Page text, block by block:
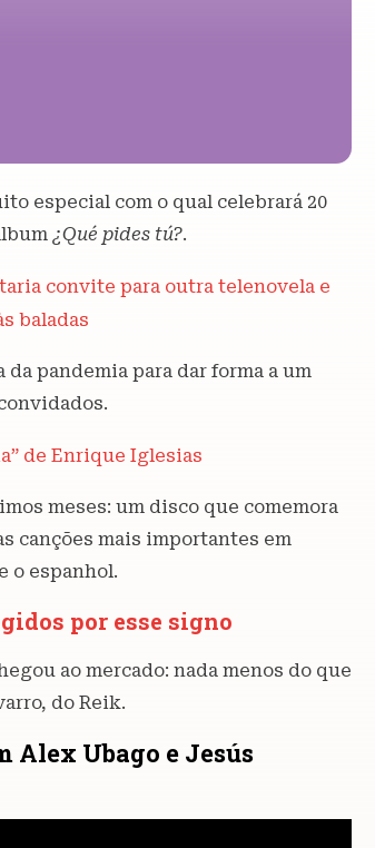
especial com o qual celebrará 20
¿Qué pides tú?.
convite para outra telenovela e
baladas
pandemia para dar forma a um
de Enrique Iglesias
meses: um disco que comemora
canções mais importantes em
o espanhol.
por esse signo
ao mercado: nada menos do que
do Reik.
Alex Ubago e Jesús